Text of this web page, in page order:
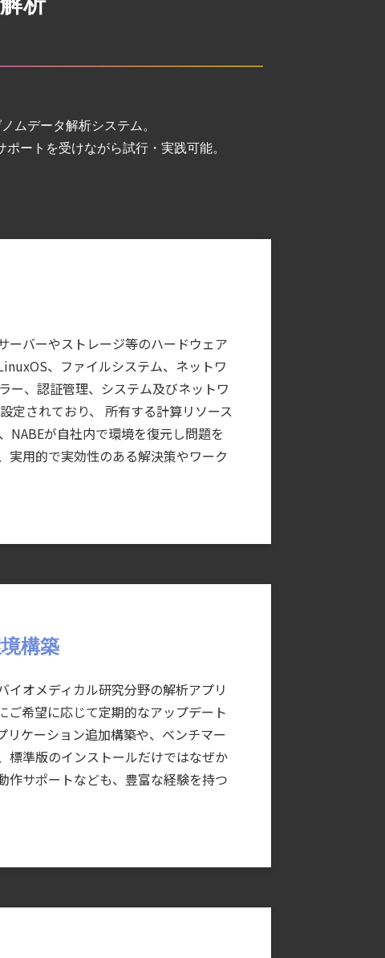
ムデータ解析システム。
ートを受けながら試⾏・実践可能。
ーバーやストレージ等のハードウェア
、ファイルシステム、ネットワ
ー、認証管理、システム及びネットワ
定されており、 所有する計算リソース
NABEが自社内で環境を復元し問題を
実⽤的で実効性のある解決策やワーク
構築
オメディカル研究分野の解析アプリ
ご希望に応じて定期的なアップデート
ケーション追加構築や、ベンチマー
標準版のインストールだけではなぜか
作サポートなども、豊富な経験を持つ